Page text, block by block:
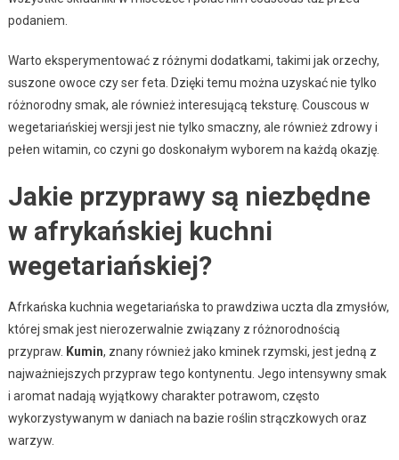
podaniem.
Warto eksperymentować z różnymi dodatkami, takimi jak orzechy,
suszone owoce czy ser feta. Dzięki temu można uzyskać nie tylko
różnorodny smak, ale również interesującą teksturę. Couscous w
wegetariańskiej wersji jest nie tylko smaczny, ale również zdrowy i
pełen witamin, co czyni go doskonałym wyborem na każdą okazję.
Jakie przyprawy są niezbędne
w afrykańskiej kuchni
wegetariańskiej?
Afrkańska kuchnia wegetariańska to prawdziwa uczta dla zmysłów,
której smak jest nierozerwalnie związany z różnorodnością
przypraw. Kumin, znany również jako kminek rzymski, jest jedną z
najważniejszych przypraw tego kontynentu. Jego intensywny smak
i aromat nadają wyjątkowy charakter potrawom, często
wykorzystywanym w daniach na bazie roślin strączkowych oraz
warzyw.